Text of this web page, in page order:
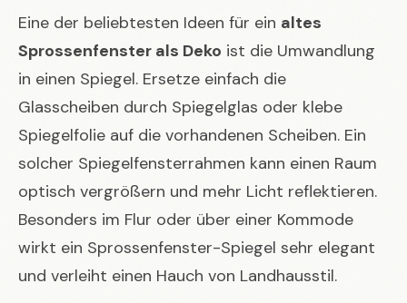
Eine der beliebtesten Ideen für ein altes
Sprossenfenster als Deko ist die Umwandlung
in einen Spiegel. Ersetze einfach die
Glasscheiben durch Spiegelglas oder klebe
Spiegelfolie auf die vorhandenen Scheiben. Ein
solcher Spiegelfensterrahmen kann einen Raum
optisch vergrößern und mehr Licht reflektieren.
Besonders im Flur oder über einer Kommode
wirkt ein Sprossenfenster-Spiegel sehr elegant
und verleiht einen Hauch von Landhausstil.